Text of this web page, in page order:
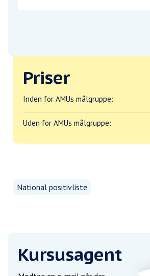
Priser
Inden for AMUs målgruppe:
Uden for AMUs målgruppe:
National positivliste
Kursusagent